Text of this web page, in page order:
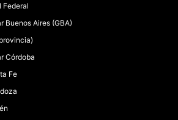
Federal
Buenos Aires (GBA)
Córdoba
Fe